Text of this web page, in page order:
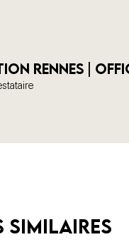
Rennes |
similaires